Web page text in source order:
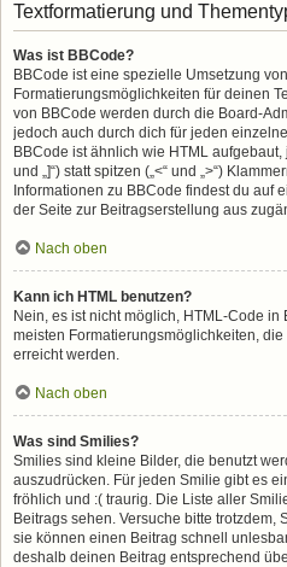
Textformatierung und
Was ist BBCode?
BBCode ist eine spezielle Umsetzung
Formatierungsmöglichkeiten für deinen
von BBCode werden durch die Board-
jedoch auch durch dich für jeden
BBCode ist ähnlich wie HTML
und „]“) statt spitzen („<“ und „>“)
Informationen zu BBCode findest du auf
der Seite zur Beitragserstellung aus
Nach oben
Kann ich HTML benutzen?
Nein, es ist nicht möglich, HTML-Code
meisten Formatierungsmöglichkeiten,
erreicht werden.
Nach oben
Was sind Smilies?
Smilies sind kleine Bilder, die benutzt
auszudrücken. Für jeden Smilie gibt es
fröhlich und :( traurig. Die Liste aller
Beitrags sehen. Versuche bitte trotzdem,
sie können einen Beitrag schnell
deshalb deinen Beitrag entsprechend